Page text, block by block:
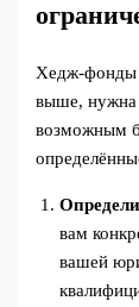
Хедж‑фонды
выше, нужна
возможным
вам
вашей